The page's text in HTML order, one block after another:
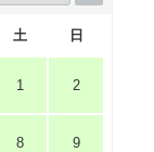
土 日
1 2
8 9